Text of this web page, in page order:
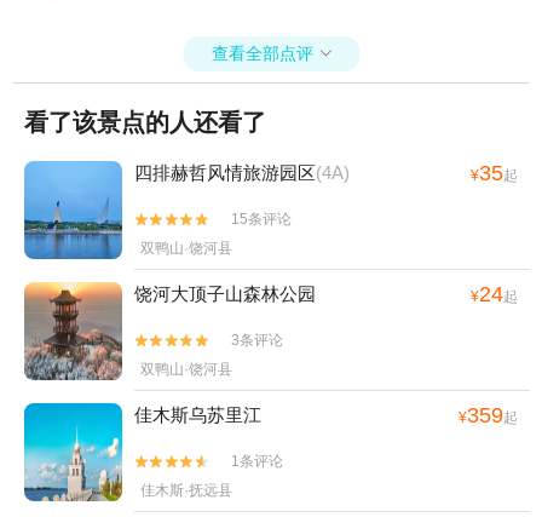
查看全部点评 
看了该景点的人还看了
四排赫哲风情旅游园区(4A) ¥35起


15条评论
双鸭山·饶河县
饶河大顶子山森林公园 ¥24起


3条评论
双鸭山·饶河县
佳木斯乌苏里江 ¥359起


1条评论
佳木斯·抚远县